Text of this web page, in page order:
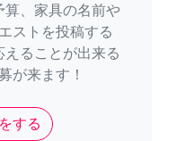
算、家具の名前や
ストを投稿する
えることが出来る
が来ます！
する